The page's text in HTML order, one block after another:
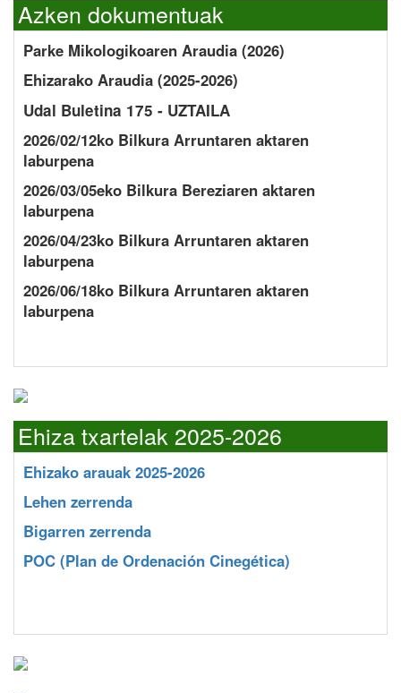
Azken dokumentuak
Parke Mikologikoaren Araudia (2026)
Ehizarako Araudia (2025-2026)
Udal Buletina 175 - UZTAILA
2026/02/12ko Bilkura Arruntaren aktaren
laburpena
2026/03/05eko Bilkura Bereziaren aktaren
laburpena
2026/04/23ko Bilkura Arruntaren aktaren
laburpena
2026/06/18ko Bilkura Arruntaren aktaren
laburpena
Ehiza txartelak 2025-2026
Ehizako arauak 2025-2026
Lehen zerrenda
Bigarren zerrenda
POC (Plan de Ordenación Cinegética)